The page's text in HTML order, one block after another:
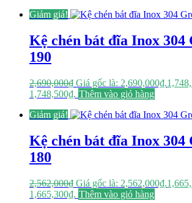
Giảm giá!
Kệ chén bát đĩa Inox 304
190
2,690,000₫ Giá gốc là: 2,690,000₫.
1,748,500₫. Thêm vào giỏ hàng
Giảm giá!
Kệ chén bát đĩa Inox 304
180
2,562,000₫ Giá gốc là: 2,562,000₫.
1,665,300₫. Thêm vào giỏ hàng